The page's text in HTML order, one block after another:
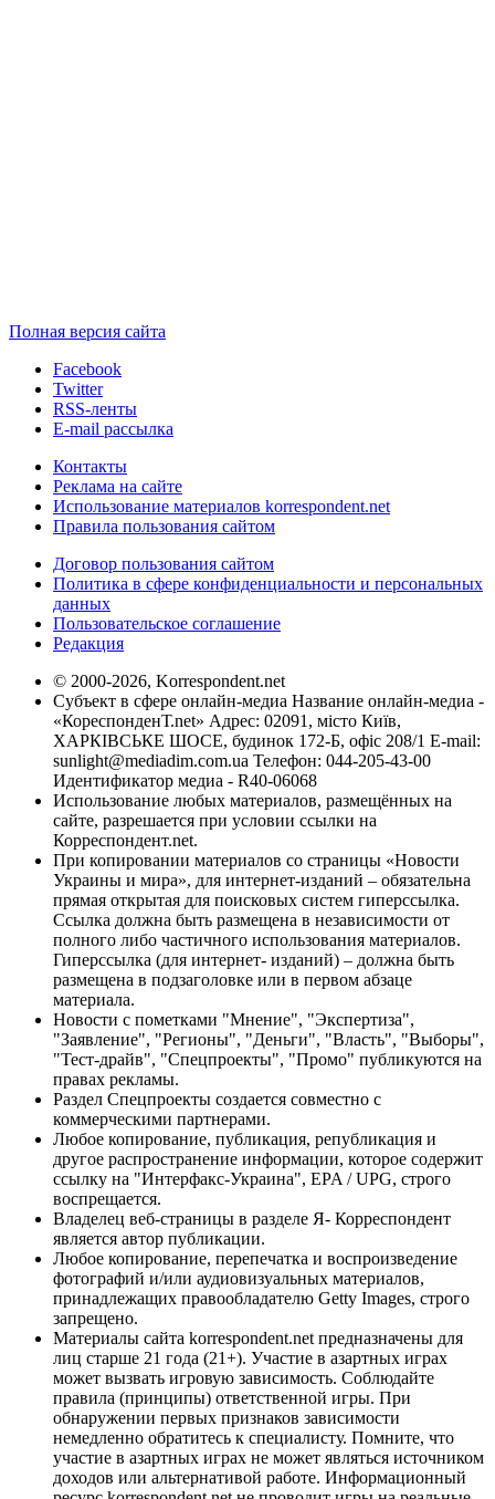
Полная версия сайта
Facebook
Twitter
RSS-ленты
E-mail рассылка
Контакты
Реклама на сайте
Использование материалов korrespondent.net
Правила пользования сайтом
Договор пользования сайтом
Политика в сфере конфиденциальности и персональных
данных
Пользовательское соглашение
Редакция
© 2000-2026, Korrespondent.net
Субъект в сфере онлайн-медиа Название онлайн-медиа -
«КореспонденТ.net» Адрес: 02091, місто Київ,
ХАРКІВСЬКЕ ШОСЕ, будинок 172-Б, офіс 208/1 E-mail:
sunlight@mediadim.com.ua Телефон: 044-205-43-00
Идентификатор медиа - R40-06068
Использование любых материалов, размещённых на
сайте, разрешается при условии ссылки на
Корреспондент.net.
При копировании материалов со страницы «Новости
Украины и мира», для интернет-изданий – обязательна
прямая открытая для поисковых систем гиперссылка.
Ссылка должна быть размещена в независимости от
полного либо частичного использования материалов.
Гиперссылка (для интернет- изданий) – должна быть
размещена в подзаголовке или в первом абзаце
материала.
Новости с пометками "Мнение", "Экспертиза",
"Заявление", "Регионы", "Деньги", "Власть", "Выборы",
"Тест-драйв", "Спецпроекты", "Промо" публикуются на
правах рекламы.
Раздел Спецпроекты создается совместно с
коммерческими партнерами.
Любое копирование, публикация, републикация и
другое распространение информации, которое содержит
ссылку на "Интерфакс-Украина", EPA / UPG, строго
воспрещается.
Владелец веб-страницы в разделе Я- Корреспондент
является автор публикации.
Любое копирование, перепечатка и воспроизведение
фотографий и/или аудиовизуальных материалов,
принадлежащих правообладателю Getty Images, строго
запрещено.
Материалы сайта korrespondent.net предназначены для
лиц старше 21 года (21+). Участие в азартных играх
может вызвать игровую зависимость. Соблюдайте
правила (принципы) ответственной игры. При
обнаружении первых признаков зависимости
немедленно обратитесь к специалисту. Помните, что
участие в азартных играх не может являться источником
доходов или альтернативой работе. Информационный